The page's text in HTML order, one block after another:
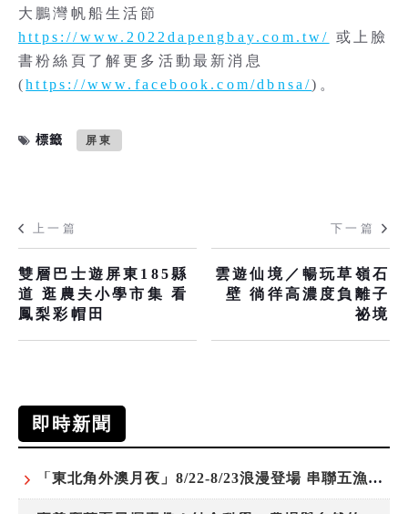
大鵬灣帆船生活節
https://www.2022dapengbay.com.tw/ 或上臉
書粉絲頁了解更多活動最新消息
(https://www.facebook.com/dbnsa/)。
標籤 屏東
上一篇
雙層巴士遊屏東185縣
道 逛農夫小學市集 看
鳳梨彩帽田
下一篇
雲遊仙境／暢玩草嶺石
壁 徜徉高濃度負離子
祕境
即時新聞
「東北角外澳月夜」8/22-8/23浪漫登場 串聯五漁村、音樂、市集、火舞與慢旅共度夏夜